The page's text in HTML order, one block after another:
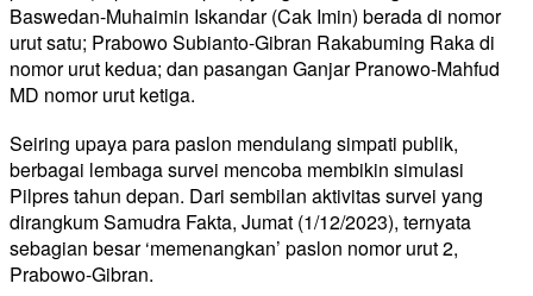
Baswedan-Muhaimin Iskandar (Cak Imin) berada di nomor
urut satu; Prabowo Subianto-Gibran Rakabuming Raka di
nomor urut kedua; dan pasangan Ganjar Pranowo-Mahfud
MD nomor urut ketiga.
Seiring upaya para paslon mendulang simpati publik,
berbagai lembaga survei mencoba membikin simulasi
Pilpres tahun depan. Dari sembilan aktivitas survei yang
dirangkum Samudra Fakta, Jumat (1/12/2023), ternyata
sebagian besar ‘memenangkan’ paslon nomor urut 2,
Prabowo-Gibran.